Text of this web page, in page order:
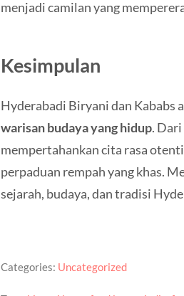
menjadi camilan yang
Kesimpulan
Hyderabadi Biryani dan Kababs
warisan budaya yang hidup.
mempertahankan cita rasa
perpaduan rempah yang khas.
sejarah, budaya, dan tradisi
Categories: Uncategorized